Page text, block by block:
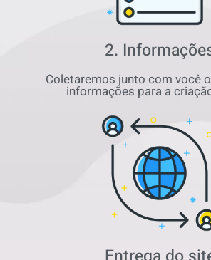
2.
Coletaremos junto com você
informações para a